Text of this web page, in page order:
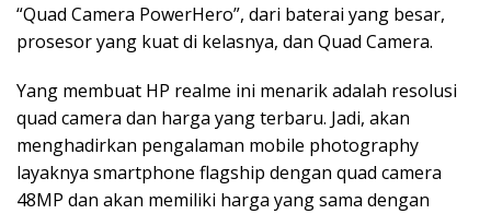
“Quad Camera PowerHero”, dari baterai yang besar,
prosesor yang kuat di kelasnya, dan Quad Camera.
Yang membuat HP realme ini menarik adalah resolusi
quad camera dan harga yang terbaru. Jadi, akan
menghadirkan pengalaman mobile photography
layaknya smartphone flagship dengan quad camera
48MP dan akan memiliki harga yang sama dengan